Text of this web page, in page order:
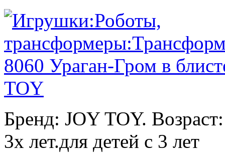
Бренд: JOY TOY.
3х лет.для детей с 3 лет